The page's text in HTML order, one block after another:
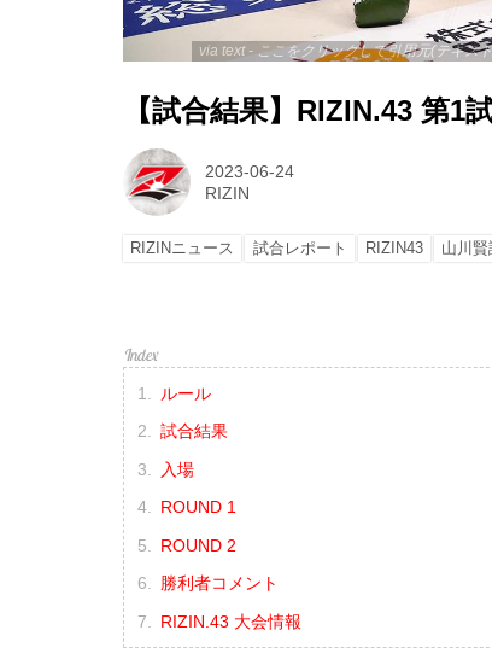
via text - ここをクリックして引用元(テキス
【試合結果】RIZIN.43 第1
2023-06-24
RIZIN
RIZINニュース 試合レポート RIZIN43 山川賢
ルール
試合結果
入場
ROUND 1
ROUND 2
勝利者コメント
RIZIN.43 大会情報